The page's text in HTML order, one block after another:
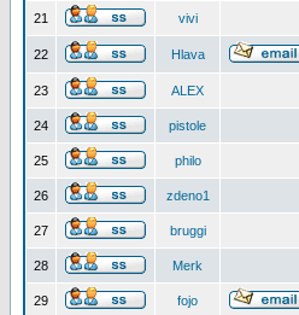
21 vivi
22 Hlava
23 ALEX
24 pistole
25 philo
26 zdeno1
27 bruggi
28 Merk
29 fojo